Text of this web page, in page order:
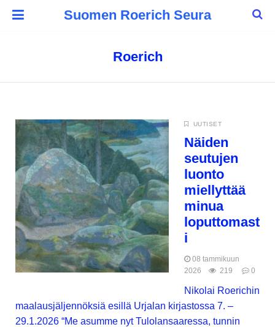
Suomen Roerich Seura
Roerich
UUTISET
Näiden
seutujen
luonto
miellyttää
minua
loputtomast
i
08 tammikuun
2026
219 0
Nikolai Roerichin
maalausjäljennöksiä esillä Urjalan kirjastossa 7. –
29.1.2026 “Me asumme nyt Tulolansaaressa, tunnin